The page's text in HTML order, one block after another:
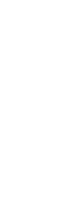
hat
veranlasst,
und
gilt für die
Industrie.
der Fluor-
ersten Aktion
einige Werke
auch
und
dass einzelne
erste Reaktion
25%!